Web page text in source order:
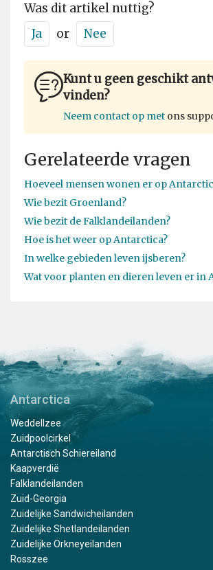
Was dit artikel nuttig?
Ja
or Nee
Kunt u geen geschikt
vinden?
Neem contact op met ons
Gerelateerde vragen
Hoeveel mensen wonen er op
Wie bezit Groenland?
Wie bezit de Falklandeilanden?
Hoe is het weer op Antarctica?
In welke gebieden leven ijsberen?
Wat voor planten en dieren leven er in
Antarctica
Weddellzee
Zuidpoolcirkel
Antarctisch Schiereiland
Kaapverdië
Falklandeilanden
Zuid-Georgia
Zuidelijke Sandwicheilanden
Zuidelijke Shetlandeilanden
Zuidelijke Orkneyeilanden
Rosszee